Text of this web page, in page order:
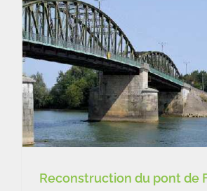
Reconstruction du pont de